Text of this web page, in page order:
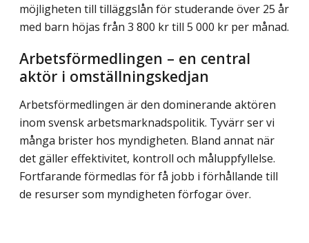
möjligheten till tilläggslån för studerande över 25 år
med barn höjas från 3 800 kr till 5 000 kr per månad.
Arbetsförmedlingen – en central
aktör i omställningskedjan
Arbetsförmedlingen är den dominerande aktören
inom svensk arbetsmarknadspolitik. Tyvärr ser vi
många brister hos myndigheten. Bland annat när
det gäller effektivitet, kontroll och måluppfyllelse.
Fortfarande förmedlas för få jobb i förhållande till
de resurser som myndigheten förfogar över.